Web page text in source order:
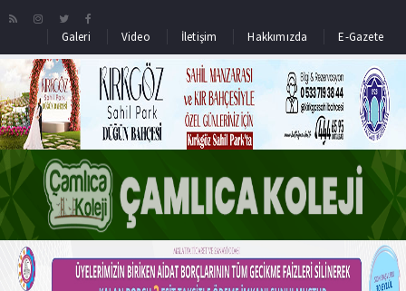
Galeri Video İletişim Hakkımızda E-Gazete